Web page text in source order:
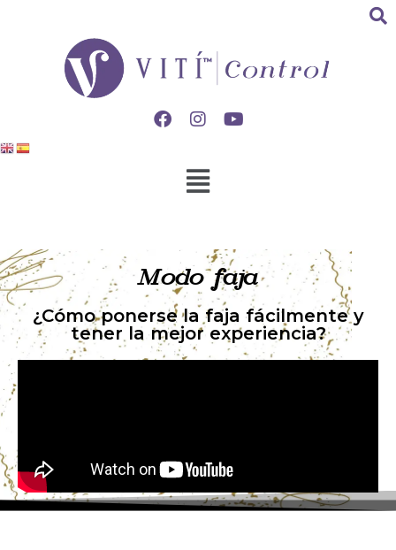
Modo faja
¿Cómo ponerse la faja fácilmente y
tener la mejor experiencia?